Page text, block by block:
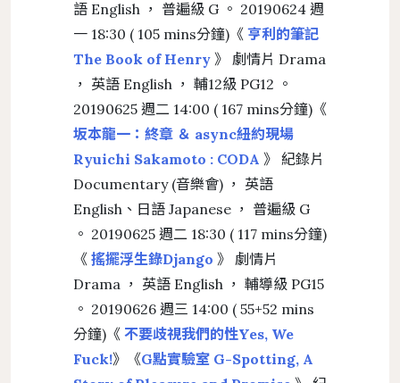
語 English ， 普遍級 G 。 20190624 週
一 18:30 ( 105 mins分鐘)《 亨利的筆記
The Book of Henry 》 劇情片 Drama
， 英語 English ， 輔12級 PG12 。
20190625 週二 14:00 ( 167 mins分鐘)《
坂本龍一：終章 ＆ async紐約現場
Ryuichi Sakamoto : CODA 》 紀錄片
Documentary (音樂會) ， 英語
English、日語 Japanese ， 普遍級 G
。 20190625 週二 18:30 ( 117 mins分鐘)
《 搖擺浮生錄Django 》 劇情片
Drama ， 英語 English ， 輔導級 PG15
。 20190626 週三 14:00 ( 55+52 mins
分鐘)《 不要歧視我們的性Yes, We
Fuck!》《G點實驗室 G-Spotting, A